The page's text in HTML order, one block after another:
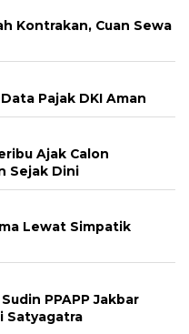
Kontrakan, Cuan Sewa
Pajak DKI Aman
Ajak Calon
Sejak Dini
Lewat Simpatik
PPAPP Jakbar
Satyagatra